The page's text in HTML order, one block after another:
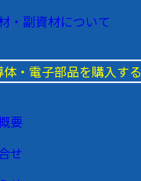
・副資材について
体・電子部品を購入する
要
せ